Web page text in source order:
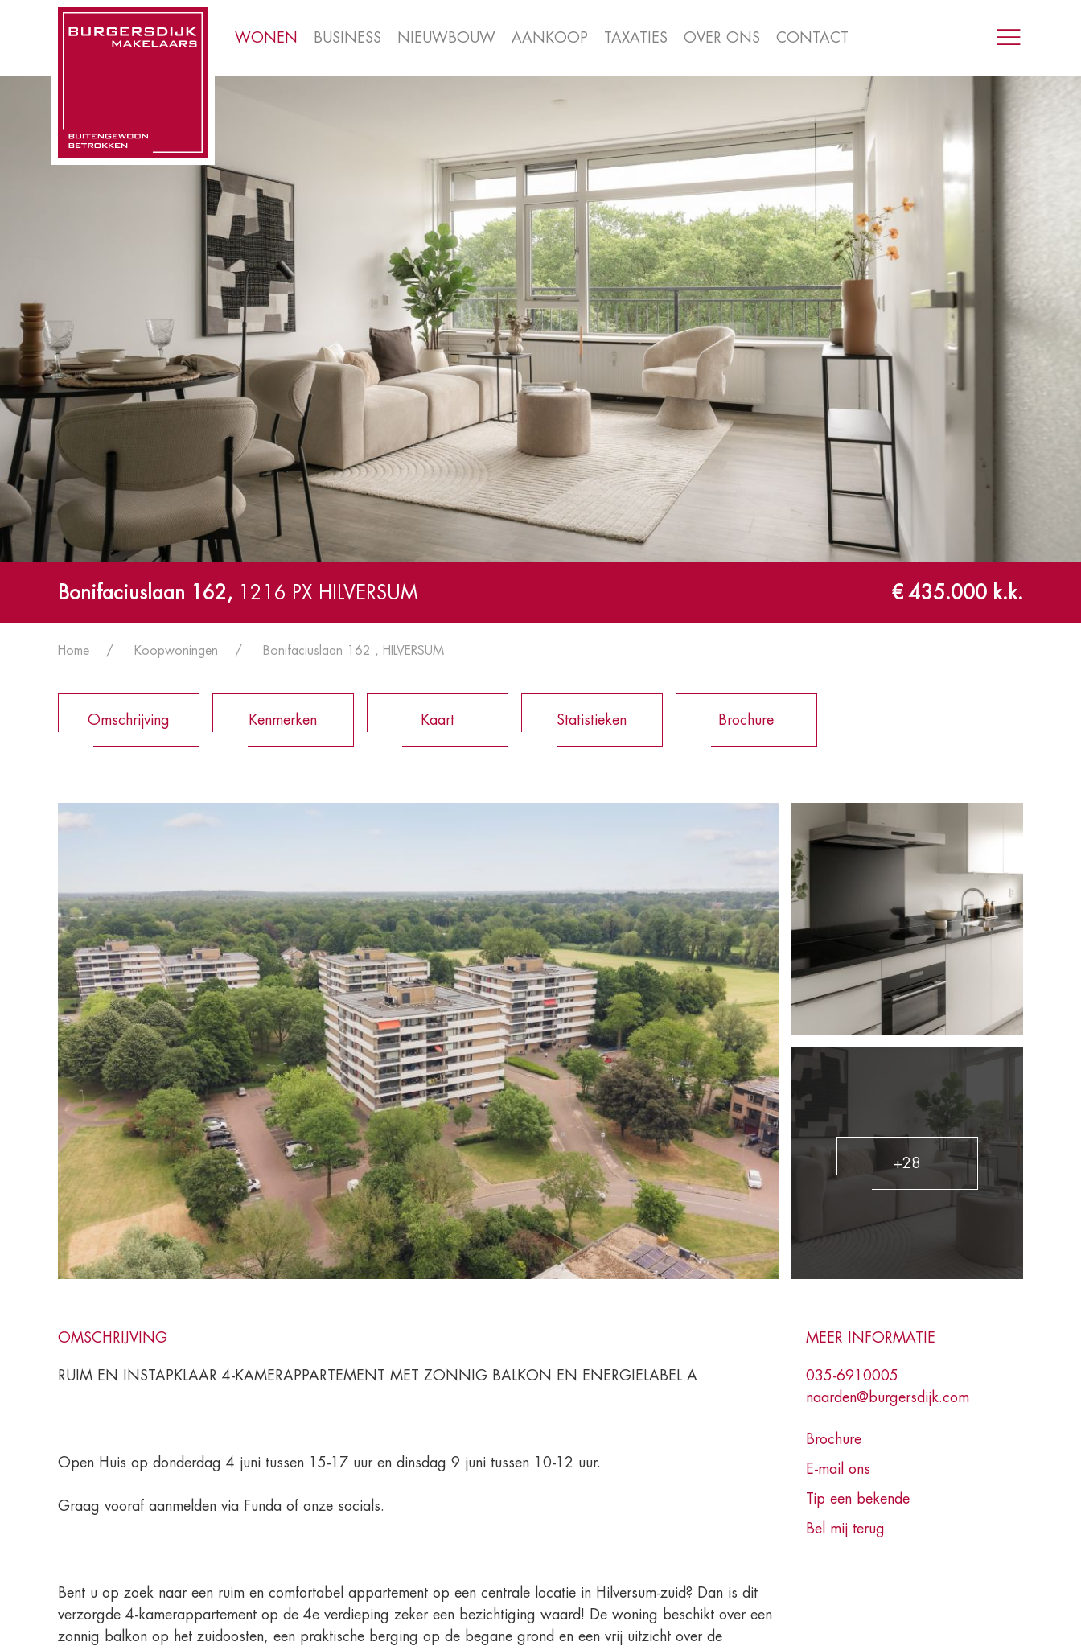
WONEN BUSINESS NIEUWBOUW AANKOOP TAXATIES OVER ONS CONTACT
Bonifaciuslaan 162, 1216 PX HILVERSUM € 435.000 k.k.
Home Koopwoningen Bonifaciuslaan 162 , HILVERSUM
Omschrijving Kenmerken Kaart Statistieken Brochure
+28
OMSCHRIJVING
RUIM EN INSTAPKLAAR 4-KAMERAPPARTEMENT MET ZONNIG BALKON EN ENERGIELABEL A
Open Huis op donderdag 4 juni tussen 15-17 uur en dinsdag 9 juni tussen 10-12 uur.
Graag vooraf aanmelden via Funda of onze socials.
Bent u op zoek naar een ruim en comfortabel appartement op een centrale locatie in Hilversum-zuid? Dan is dit
verzorgde 4-kamerappartement op de 4e verdieping zeker een bezichtiging waard! De woning beschikt over een
zonnig balkon op het zuidoosten, een praktische berging op de begane grond en een vrij uitzicht over de
MEER INFORMATIE
035-6910005
naarden@burgersdijk.com
Brochure
E-mail ons
Tip een bekende
Bel mij terug